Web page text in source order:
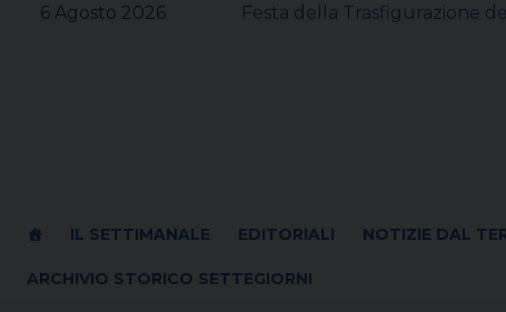
6 Agosto 2026 Festa della Trasfigurazione
IL SETTIMANALE EDITORIALI NOTIZIE DAL
ARCHIVIO STORICO SETTEGIORNI